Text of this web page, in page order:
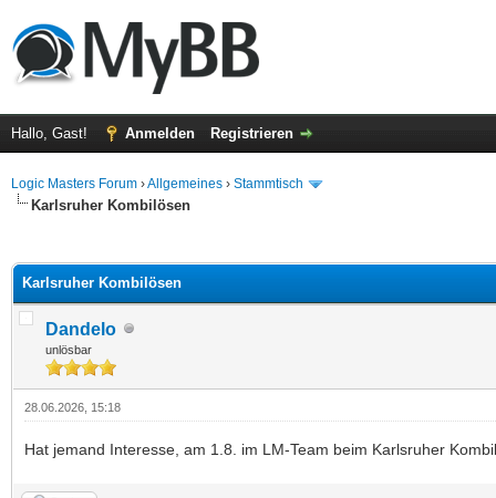
Hallo, Gast! Anmelden Registrieren
Logic Masters Forum ›Allgemeines › Stammtisch
Karlsruher Kombilösen
Karlsruher Kombilösen
Dandelo
unlösbar
28.06.2026, 15:18
Hat jemand Interesse, am 1.8. im LM-Team beim Karlsruher